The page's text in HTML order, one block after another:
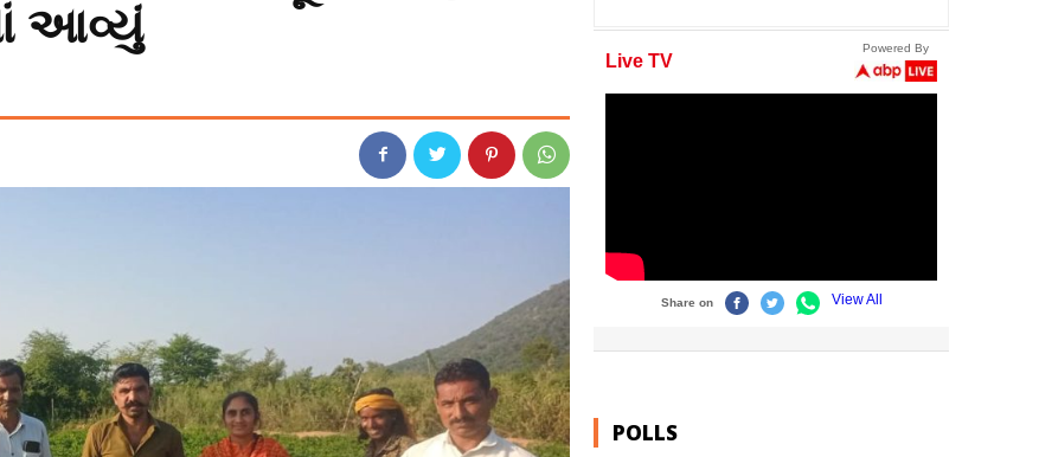
આવ્યું
POLLS